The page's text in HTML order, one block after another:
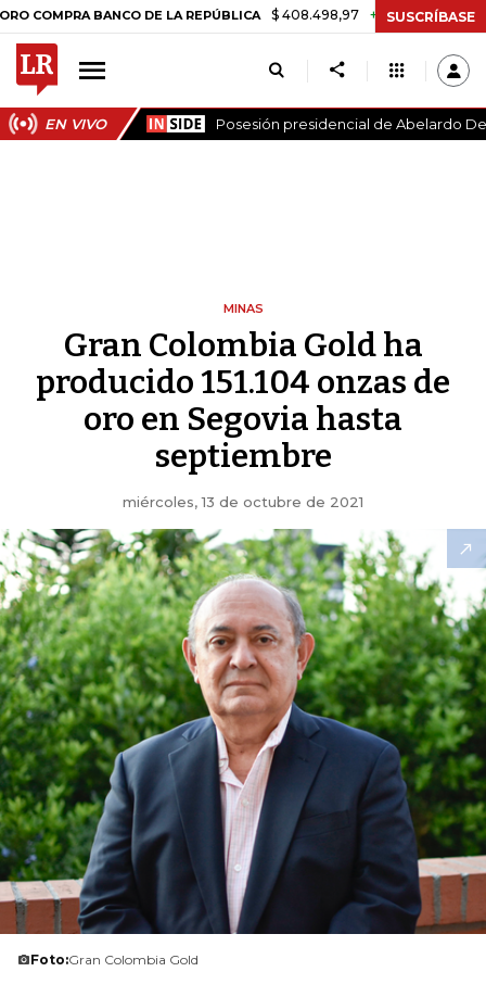
BANCO DE LA REPÚBLICA $ 408.498,97 +$ 8.753,81 +2,19%
SUSCRÍBASE
EN VIVO Posesión presidencial de Abelardo
MINAS
Gran Colombia Gold ha
producido 151.104 onzas de
oro en Segovia hasta
septiembre
miércoles, 13 de octubre de 2021
Foto:Gran Colombia Gold